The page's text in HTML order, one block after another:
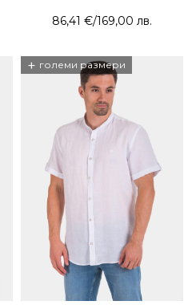
86,41 €/169,00 лв.
+ големи размери